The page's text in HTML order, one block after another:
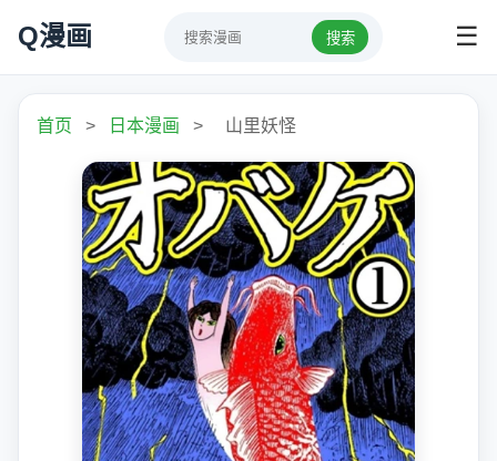
Q漫画 搜索 ☰
首页 > 日本漫画 > 山里妖怪